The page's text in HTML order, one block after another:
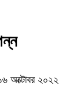
অক্টোবর ২০২২